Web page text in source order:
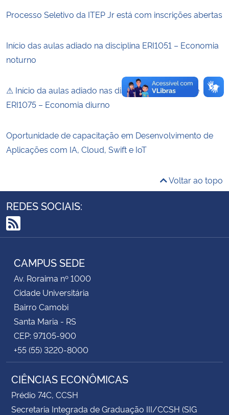
Advocacia-Geral da União
Banco Central do Brasil
Processo Seletivo da ITEP Jr está com inscrições abertas
Início das aulas adiado na disciplina ERI1051 – Economia
noturno
⚠ Início da aulas adiado nas disciplinas CAD1000 e
ERI1075 – Economia diurno
Oportunidade de capacitação em Desenvolvimento de
Aplicações com IA, Cloud, Swift e IoT
Voltar ao topo
REDES SOCIAIS:
RSS
CAMPUS SEDE
Av. Roraima nº 1000
Cidade Universitária
Bairro Camobi
Santa Maria - RS
CEP: 97105-900
+55 (55) 3220-8000
CIÊNCIAS ECONÔMICAS
Prédio 74C, CCSH
Secretaria Integrada de Graduação III/CCSH (SIG